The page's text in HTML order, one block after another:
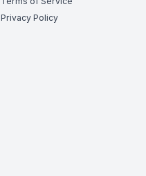
Privacy Policy